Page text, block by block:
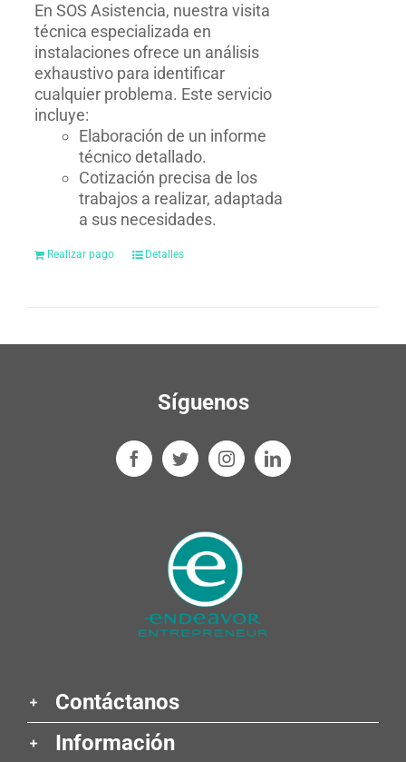
En SOS Asistencia, nuestra visita
técnica especializada en
instalaciones ofrece un análisis
exhaustivo para identificar
cualquier problema. Este servicio
incluye:
Elaboración de un informe
técnico detallado.
Cotización precisa de los
trabajos a realizar, adaptada
a sus necesidades.
Realizar pago Detalles
Síguenos
Contáctanos
Información